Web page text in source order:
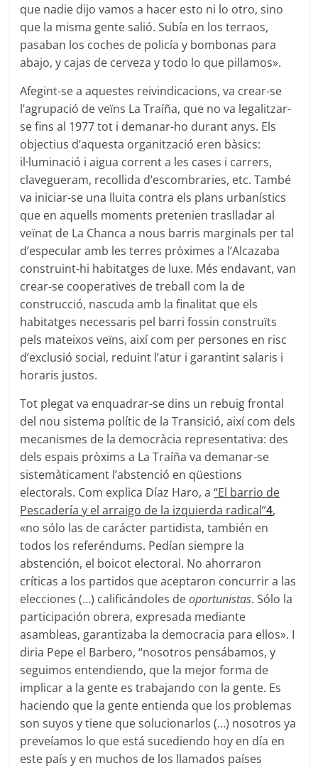
que nadie dijo vamos a hacer esto ni lo otro, sino
que la misma gente salió. Subía en los terraos,
pasaban los coches de policía y bombonas para
abajo, y cajas de cerveza y todo lo que pillamos».
Afegint-se a aquestes reivindicacions, va crear-se
l’agrupació de veïns La Traíña, que no va legalitzar-
se fins al 1977 tot i demanar-ho durant anys. Els
objectius d’aquesta organització eren bàsics:
il·luminació i aigua corrent a les cases i carrers,
clavegueram, recollida d’escombraries, etc. També
va iniciar-se una lluita contra els plans urbanístics
que en aquells moments pretenien traslladar al
veïnat de La Chanca a nous barris marginals per tal
d’especular amb les terres pròximes a l’Alcazaba
construint-hi habitatges de luxe. Més endavant, van
crear-se cooperatives de treball com la de
construcció, nascuda amb la finalitat que els
habitatges necessaris pel barri fossin construïts
pels mateixos veïns, així com per persones en risc
d’exclusió social, reduint l’atur i garantint salaris i
horaris justos.
Tot plegat va enquadrar-se dins un rebuig frontal
del nou sistema polític de la Transició, així com dels
mecanismes de la democràcia representativa: des
dels espais pròxims a La Traíña va demanar-se
sistemàticament l’abstenció en qüestions
electorals. Com explica Díaz Haro, a“El barrio de
Pescadería y el arraigo de la izquierda radical”4,
«no sólo las de carácter partidista, también en
todos los referéndums. Pedían siempre la
abstención, el boicot electoral. No ahorraron
críticas a los partidos que aceptaron concurrir a las
elecciones (…) calificándoles deoportunistas. Sólo la
participación obrera, expresada mediante
asambleas, garantizaba la democracia para ellos». I
diria Pepe el Barbero, “nosotros pensábamos, y
seguimos entendiendo, que la mejor forma de
implicar a la gente es trabajando con la gente. Es
haciendo que la gente entienda que los problemas
son suyos y tiene que solucionarlos (…) nosotros ya
preveíamos lo que está sucediendo hoy en día en
este país y en muchos de los llamados países